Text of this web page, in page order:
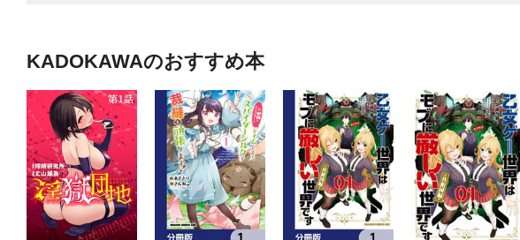
KADOKAWAのおすすめ本